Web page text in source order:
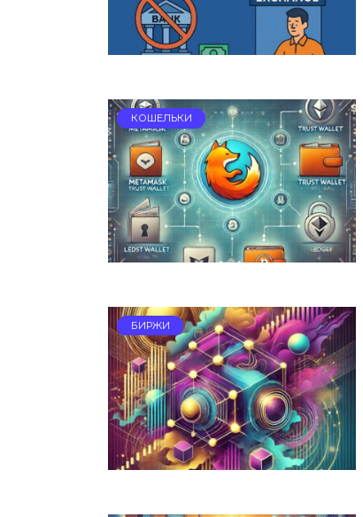
КОШЕЛЬКИ
БИРЖИ